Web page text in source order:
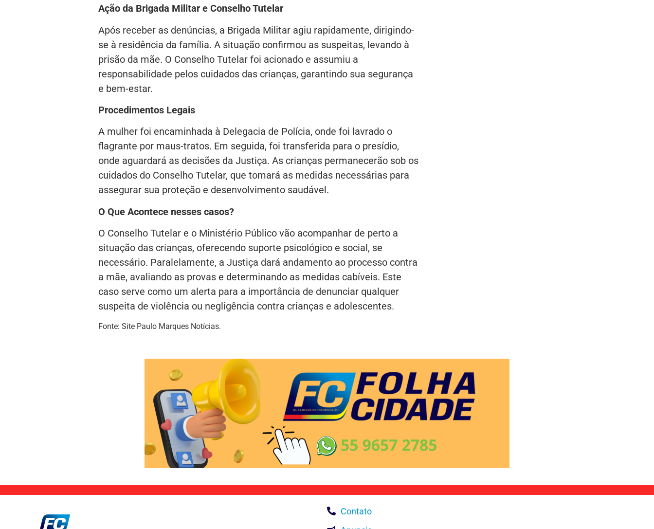
Ação da Brigada Militar e Conselho Tutelar
Após receber as denúncias, a Brigada Militar agiu rapidamente, dirigindo-
se à residência da família. A situação confirmou as suspeitas, levando à
prisão da mãe. O Conselho Tutelar foi acionado e assumiu a
responsabilidade pelos cuidados das crianças, garantindo sua segurança
e bem-estar.
Procedimentos Legais
A mulher foi encaminhada à Delegacia de Polícia, onde foi lavrado o
flagrante por maus-tratos. Em seguida, foi transferida para o presídio,
onde aguardará as decisões da Justiça. As crianças permanecerão sob os
cuidados do Conselho Tutelar, que tomará as medidas necessárias para
assegurar sua proteção e desenvolvimento saudável.
O Que Acontece nesses casos?
O Conselho Tutelar e o Ministério Público vão acompanhar de perto a
situação das crianças, oferecendo suporte psicológico e social, se
necessário. Paralelamente, a Justiça dará andamento ao processo contra
a mãe, avaliando as provas e determinando as medidas cabíveis. Este
caso serve como um alerta para a importância de denunciar qualquer
suspeita de violência ou negligência contra crianças e adolescentes.
Fonte: Site Paulo Marques Notícias.
Contato